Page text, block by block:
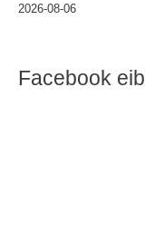
2026-08-06
Facebook